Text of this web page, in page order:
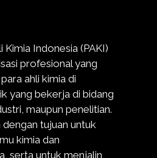
Kimia Indonesia (PAKI)
profesional yang
ahli kimia di
yang bekerja di bidang
maupun penelitian.
dengan tujuan untuk
kimia dan
serta untuk menjalin